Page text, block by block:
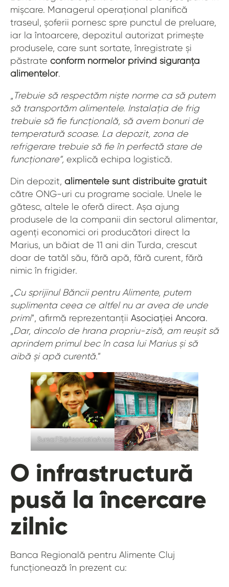
mișcare. Managerul operațional planifică
traseul, șoferii pornesc spre punctul de preluare,
iar la întoarcere, depozitul autorizat primește
produsele, care sunt sortate, înregistrate și
păstrate conform normelor privind siguranța
alimentelor.
„ Trebuie să respectăm niște norme ca să putem
să transportăm alimentele. Instalația de frig
trebuie să fie funcțională, să avem bonuri de
temperatură scoase. La depozit, zona de
refrigerare trebuie să fie în perfectă stare de
funcționare”, explică echipa logistică.
Din depozit, alimentele sunt distribuite gratuit
către ONG-uri cu programe sociale. Unele le
gătesc, altele le oferă direct. Așa ajung
produsele de la companii din sectorul alimentar,
agenți economici ori producători direct la
Marius, un băiat de 11 ani din Turda, crescut
doar de tatăl său, fără apă, fără curent, fără
nimic în frigider.
„Cu sprijinul Băncii pentru Alimente, putem
suplimenta ceea ce altfel nu ar avea de unde
primi”, afirmă reprezentanții Asociației Ancora.
„Dar, dincolo de hrana propriu-zisă, am reușit să
aprindem primul bec în casa lui Marius și să
aibă și apă curentă.”
Sursa:FB@AsociatiaAncora
O infrastructură
pusă la încercare
zilnic
Banca Regională pentru Alimente Cluj
funcționează în prezent cu: